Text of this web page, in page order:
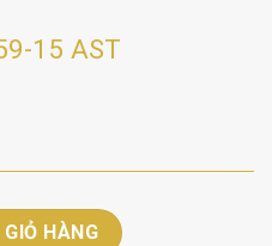
15 AST
lượng
HÀNG